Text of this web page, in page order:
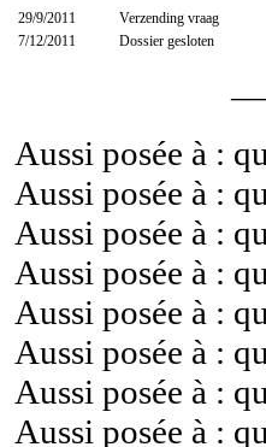
29/9/2011
Verzending vraag
7/12/2011
Dossier gesloten
Aussi posée à :
Aussi posée à :
Aussi posée à :
Aussi posée à :
Aussi posée à :
Aussi posée à :
Aussi posée à :
Aussi posée à :